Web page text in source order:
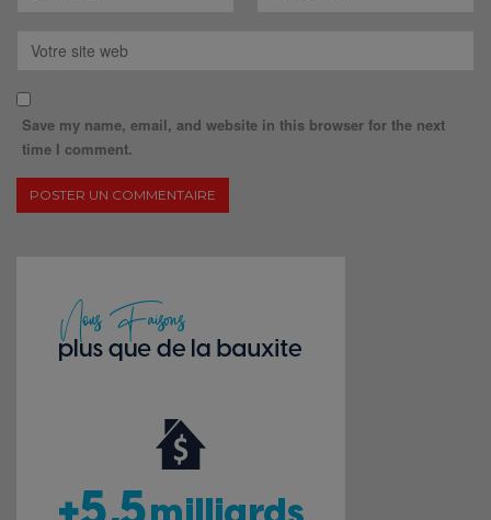
Save my name, email, and website in this browser for the next
time I comment.